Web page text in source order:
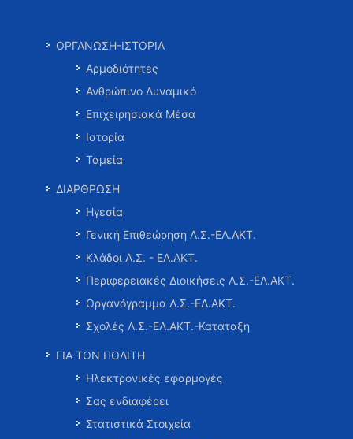
ΟΡΓΑΝΩΣΗ-ΙΣΤΟΡΙΑ
Αρμοδιότητες
Ανθρώπινο Δυναμικό
Επιχειρησιακά Μέσα
Ιστορία
Ταμεία
ΔΙΑΡΘΡΩΣΗ
Ηγεσία
Γενική Επιθεώρηση Λ.Σ.-ΕΛ.ΑΚΤ.
Κλάδοι Λ.Σ. - ΕΛ.ΑΚΤ.
Περιφερειακές Διοικήσεις Λ.Σ.-ΕΛ.ΑΚΤ.
Οργανόγραμμα Λ.Σ.-ΕΛ.ΑΚΤ.
Σχολές Λ.Σ.-ΕΛ.ΑΚΤ.-Κατάταξη
ΓΙΑ ΤΟΝ ΠΟΛΙΤΗ
Ηλεκτρονικές εφαρμογές
Σας ενδιαφέρει
Στατιστικά Στοιχεία